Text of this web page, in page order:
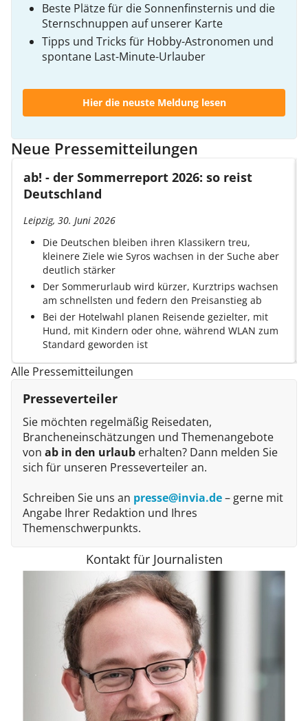
Beste Plätze für die Sonnenfinsternis und die
Sternschnuppen auf unserer Karte
Tipps und Tricks für Hobby-Astronomen und
spontane Last-Minute-Urlauber
Hier die neuste Meldung lesen
Neue Pressemitteilungen
ab! - der Sommerreport 2026: so reist
Deutschland
Leipzig, 30. Juni 2026
Die Deutschen bleiben ihren Klassikern treu,
kleinere Ziele wie Syros wachsen in der Suche aber
deutlich stärker
Der Sommerurlaub wird kürzer, Kurztrips wachsen
am schnellsten und federn den Preisanstieg ab
Bei der Hotelwahl planen Reisende gezielter, mit
Hund, mit Kindern oder ohne, während WLAN zum
Standard geworden ist
Alle Pressemitteilungen
Presseverteiler
Sie möchten regelmäßig Reisedaten,
Brancheneinschätzungen und Themenangebote
von ab in den urlaub erhalten? Dann melden Sie
sich für unseren Presseverteiler an.
Schreiben Sie uns an presse@invia.de– gerne mit
Angabe Ihrer Redaktion und Ihres
Themenschwerpunkts.
Kontakt für Journalisten